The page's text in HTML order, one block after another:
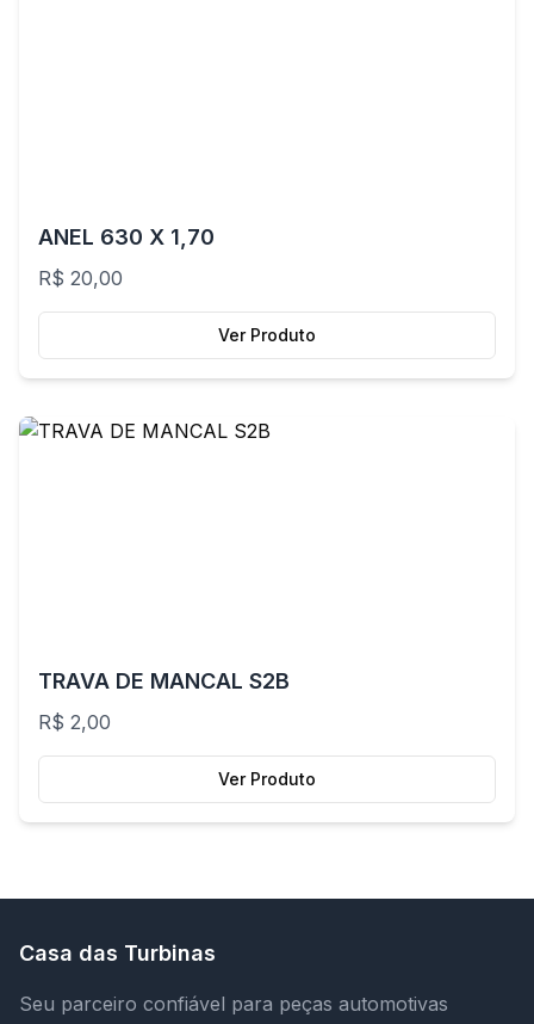
ANEL 630 X 1,70
R$ 20,00
Ver Produto
TRAVA DE MANCAL S2B
R$ 2,00
Ver Produto
Casa das Turbinas
Seu parceiro confiável para peças automotivas